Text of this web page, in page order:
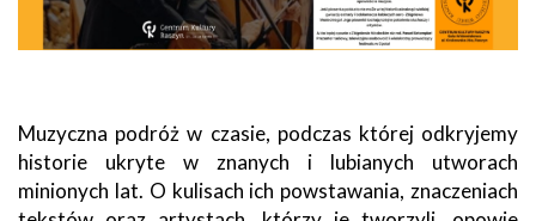
Muzyczna podróż w czasie, podczas której odkryjemy
historie ukryte w znanych i lubianych utworach
minionych lat. O kulisach ich powstawania, znaczeniach